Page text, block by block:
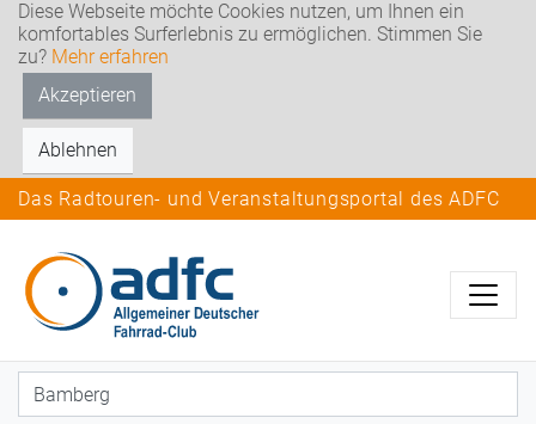
Diese Webseite möchte Cookies nutzen, um Ihnen ein
komfortables Surferlebnis zu ermöglichen. Stimmen Sie
zu? Mehr erfahren
Akzeptieren
Ablehnen
Das Radtouren- und Veranstaltungsportal des ADFC